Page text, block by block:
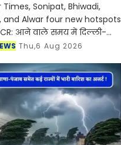
Times, Sonipat, Bhiwadi,
and Alwar four new hotspots
आने वाले समय में दिल्ली-
में विकास का केंद्र अब केवल
NCR र
Thu,6 Aug 2026